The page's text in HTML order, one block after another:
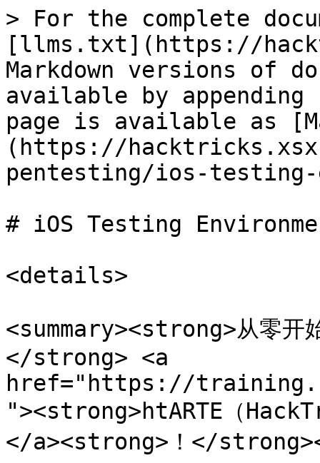
> For the complete
[llms.txt](https://
Markdown versions of
available by
page is available as
(https://
pentesting/ios-testing-
# iOS Testing
<details>
<summary><strong>从零开
</strong> <a
href="https://
"><strong>htARTE（
</a><strong>！</